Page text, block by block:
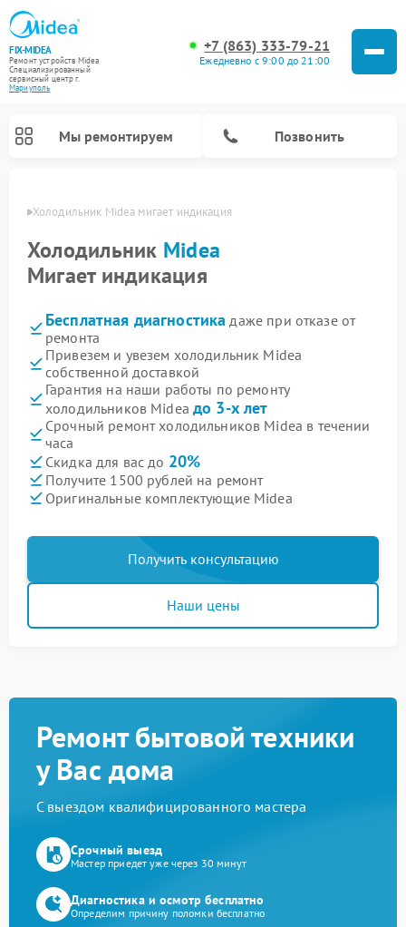
FIX-MIDEA
Ремонт устройств Midea
Специализированный
cервисный центр г.
Мариуполь
+7 (863) 333-79-21
Ежедневно с 9:00 до 21:00
Мы ремонтируем Позвонить
Холодильник Midea мигает индикация
Холодильник Midea
Мигает индикация
Бесплатная диагностика даже при отказе от
ремонта
Привезем и увезем холодильник Midea
собственной доставкой
Гарантия на наши работы по ремонту
холодильников Mideaдо 3-х лет
Срочный ремонт холодильников Midea в течении
часа
Скидка для вас до 20%
Получите 1500 рублей на ремонт
Оригинальные комплектующие Midea
Получить консультацию
Наши цены
Ремонт бытовой техники
у Вас дома
С выездом квалифицированного мастера
Срочный выезд
Мастер приедет уже через 30 минут
Диагностика и осмотр бесплатно
Определим причину поломки бесплатно